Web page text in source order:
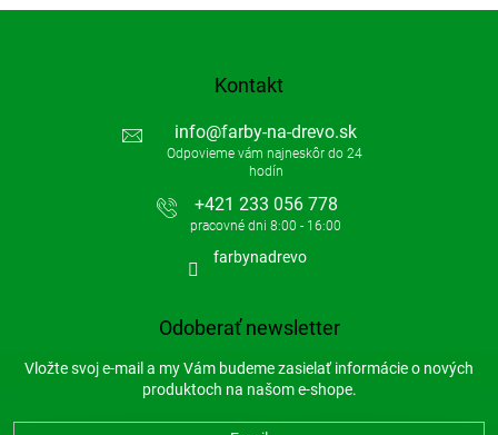
Kontakt
info@farby-na-drevo.sk
+421 233 056 778
farbynadrevo
Odoberať newsletter
Vložte svoj e-mail a my Vám budeme zasielať informácie o nových
produktoch na našom e-shope.